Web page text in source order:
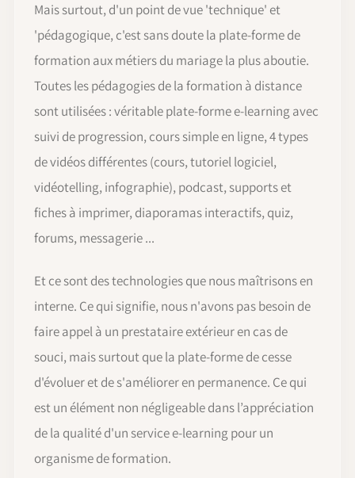
Mais surtout, d'un point de vue 'technique' et
'pédagogique, c'est sans doute la plate-forme de
formation aux métiers du mariage la plus aboutie.
Toutes les pédagogies de la formation à distance
sont utilisées : véritable plate-forme e-learning avec
suivi de progression, cours simple en ligne, 4 types
de vidéos différentes (cours, tutoriel logiciel,
vidéotelling, infographie), podcast, supports et
fiches à imprimer, diaporamas interactifs, quiz,
forums, messagerie ...
Et ce sont des technologies que nous maîtrisons en
interne. Ce qui signifie, nous n'avons pas besoin de
faire appel à un prestataire extérieur en cas de
souci, mais surtout que la plate-forme de cesse
d'évoluer et de s'améliorer en permanence. Ce qui
est un élément non négligeable dans l’appréciation
de la qualité d'un service e-learning pour un
organisme de formation.